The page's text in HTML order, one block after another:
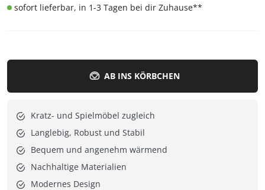
sofort lieferbar, in 1-3 Tagen bei dir Zuhause**
AB INS KÖRBCHEN
Kratz- und Spielmöbel zugleich
Langlebig, Robust und Stabil
Bequem und angenehm wärmend
Nachhaltige Materialien
Modernes Design